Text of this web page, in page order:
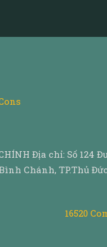
Địa chỉ: Số 124
Chánh, TP.Thủ
16520